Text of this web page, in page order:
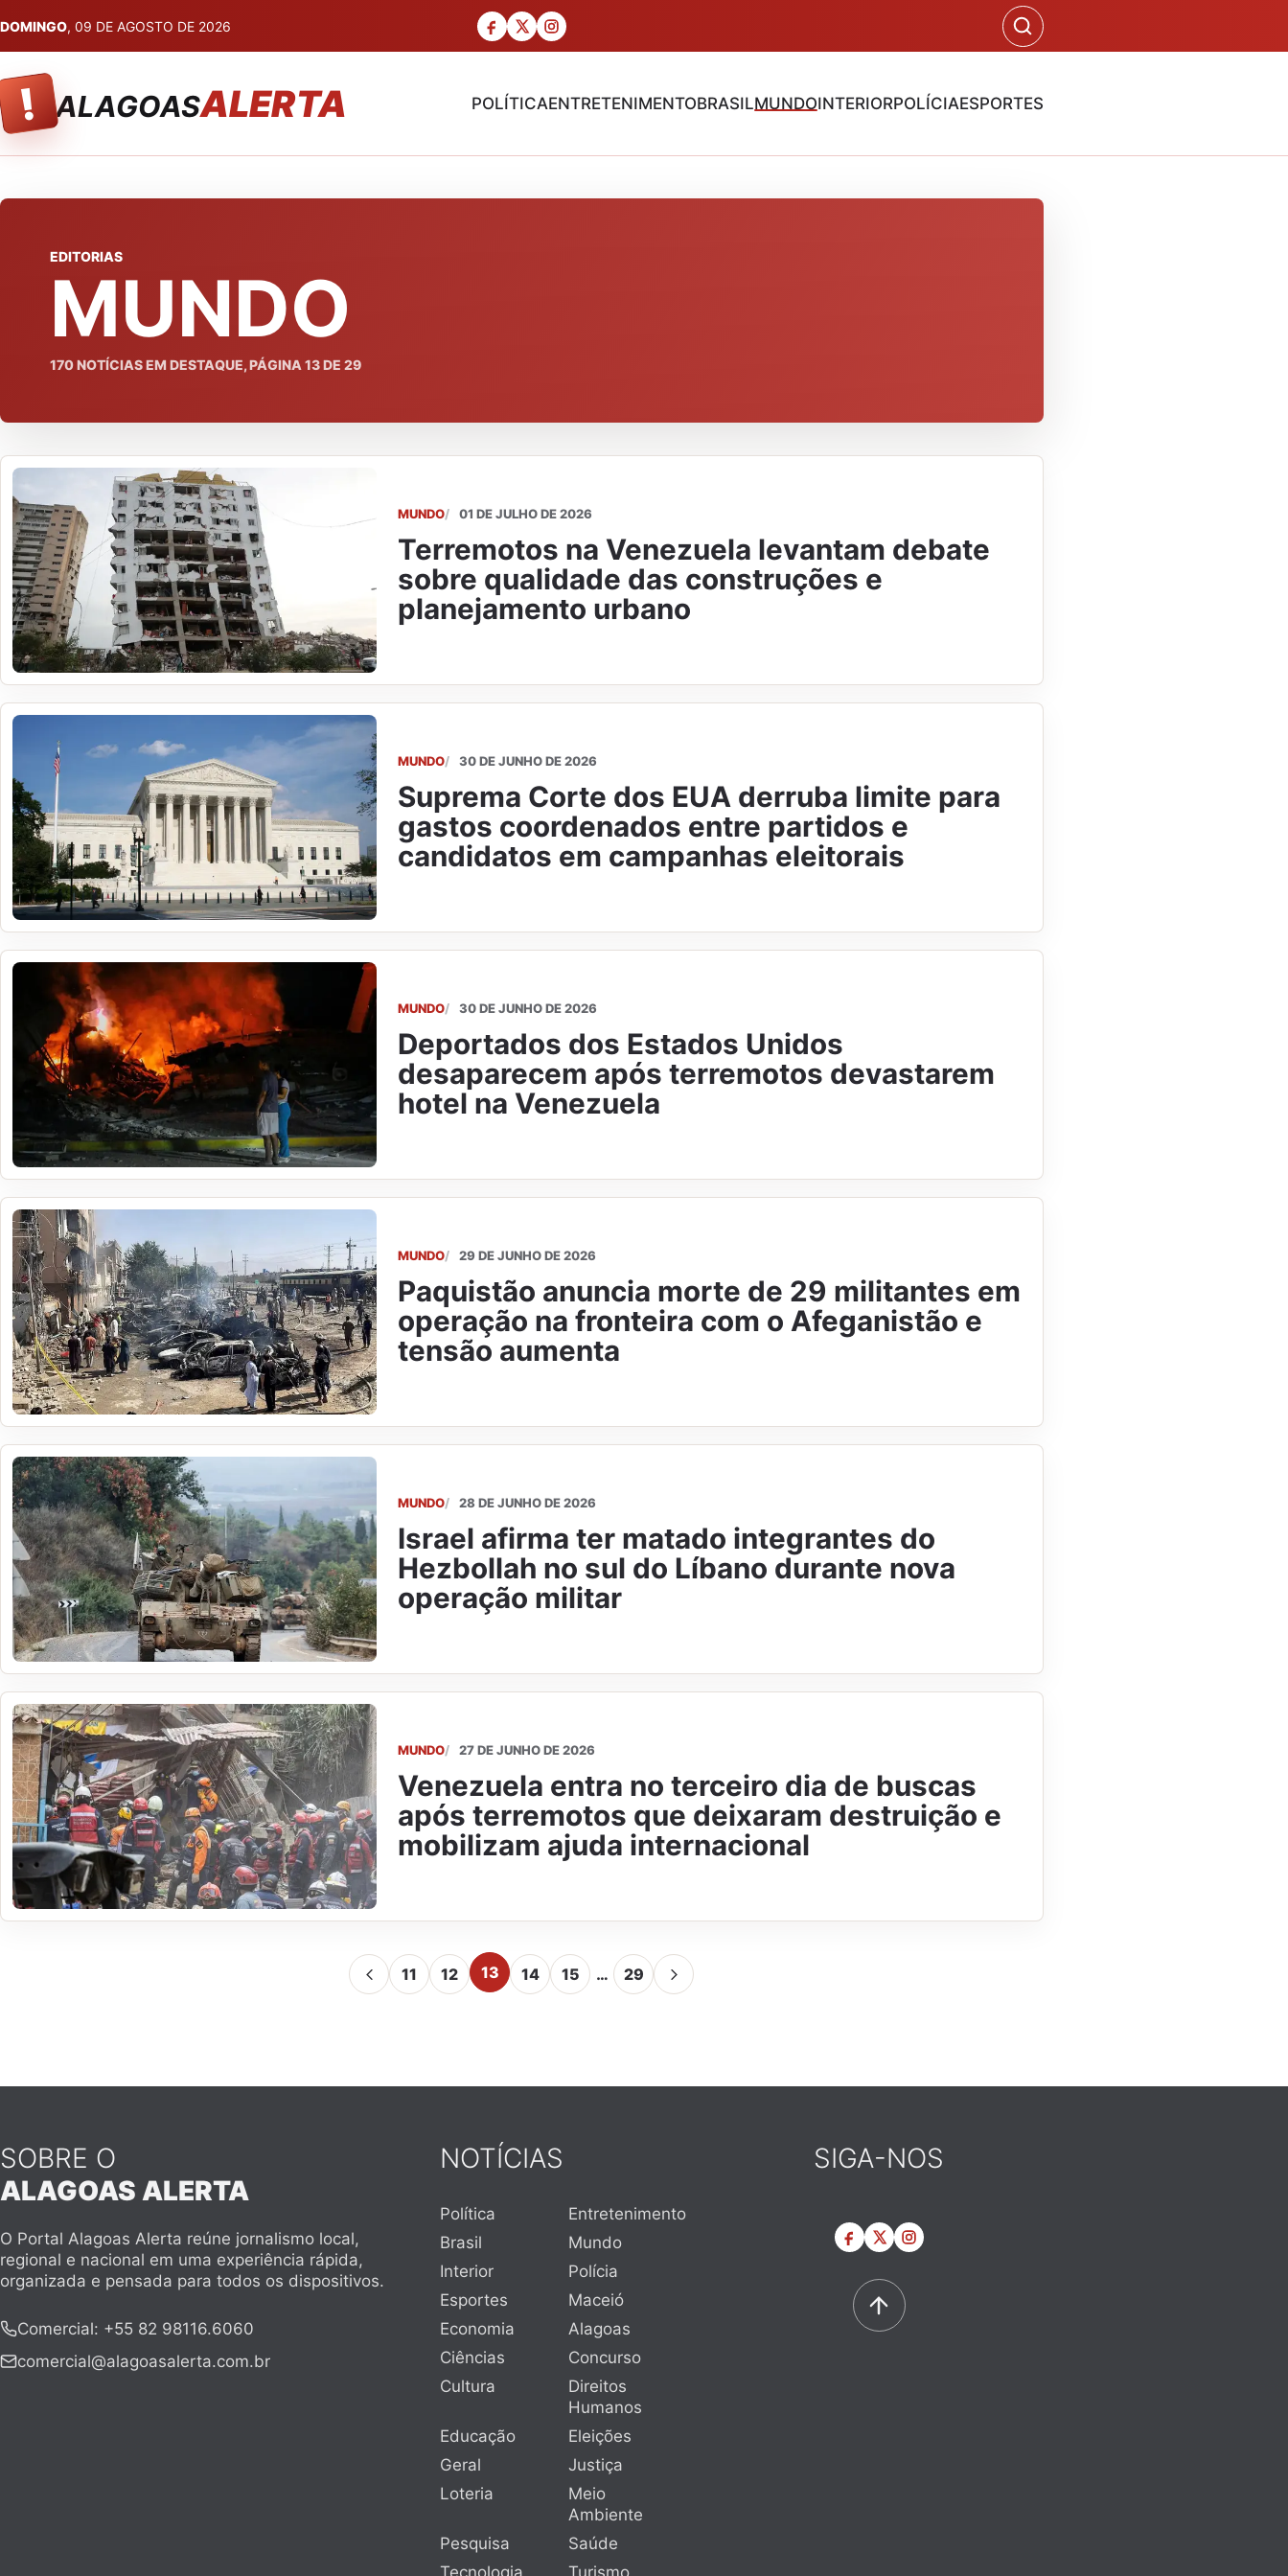
DOMINGO, 09 DE AGOSTO DE 2026
! ALAGOASALERTA POLÍTICAENTRETENIMENTOBRASILMUNDOINTERIORPOLÍCIAESPORTES
EDITORIAS
MUNDO
170NOTÍCIAS EM DESTAQUE, PÁGINA 13DE 29
MUNDO 01 DE JULHO DE 2026
Terremotos na Venezuela levantam debate
sobre qualidade das construções e
planejamento urbano
MUNDO 30 DE JUNHO DE 2026
Suprema Corte dos EUA derruba limite para
gastos coordenados entre partidos e
candidatos em campanhas eleitorais
MUNDO 30 DE JUNHO DE 2026
Deportados dos Estados Unidos
desaparecem após terremotos devastarem
hotel na Venezuela
MUNDO 29 DE JUNHO DE 2026
Paquistão anuncia morte de 29 militantes em
operação na fronteira com o Afeganistão e
tensão aumenta
MUNDO 28 DE JUNHO DE 2026
Israel afirma ter matado integrantes do
Hezbollah no sul do Líbano durante nova
operação militar
MUNDO 27 DE JUNHO DE 2026
Venezuela entra no terceiro dia de buscas
após terremotos que deixaram destruição e
mobilizam ajuda internacional
11 12 13 14 15 … 29
SOBRE O
ALAGOAS ALERTA
O Portal Alagoas Alerta reúne jornalismo local,
regional e nacional em uma experiência rápida,
organizada e pensada para todos os dispositivos.
Comercial: +55 82 98116.6060
comercial@alagoasalerta.com.br
NOTÍCIAS
Política
Entretenimento
Brasil
Mundo
Interior
Polícia
Esportes
Maceió
Economia
Alagoas
Ciências
Concurso
Cultura
Direitos
Humanos
Educação
Eleições
Geral
Justiça
Loteria
Meio
Ambiente
Pesquisa
Saúde
Tecnologia
Turismo
SIGA-NOS